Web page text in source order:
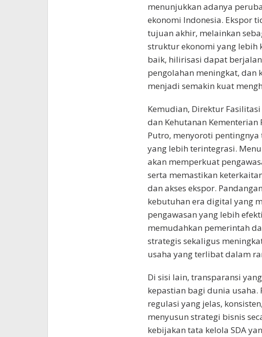
menunjukkan adanya
ekonomi Indonesia. Ekspor
tujuan akhir, melainkan
struktur ekonomi yang lebih
baik, hilirisasi dapat
pengolahan meningkat, dan
menjadi semakin kuat
Kemudian, Direktur
dan Kehutanan Kementerian
Putro, menyoroti
yang lebih terintegrasi.
akan memperkuat
serta memastikan
dan akses ekspor.
kebutuhan era digital yang
pengawasan yang lebih
memudahkan pemerintah
strategis sekaligus
usaha yang terlibat dalam
Di sisi lain, transparansi
kepastian bagi dunia
regulasi yang jelas,
menyusun strategi bisnis
kebijakan tata kelola SDA